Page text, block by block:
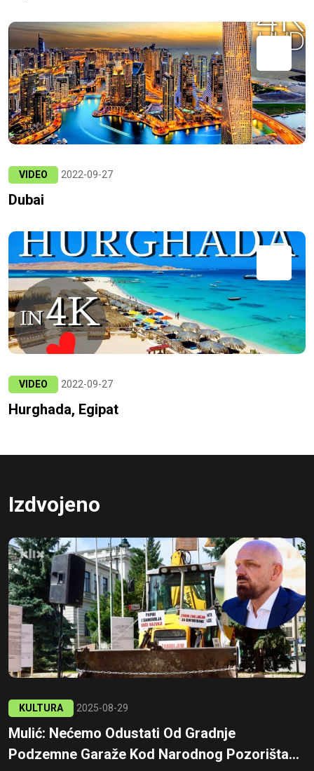
VIDEO 2022-09-27
Dubai
VIDEO 2022-09-27
Hurghada, Egipat
Izdvojeno
KULTURA 2025-08-29
Mulić: Nećemo Odustati Od Gradnje
Podzemne Garaže Kod Narodnog Pozorišta...